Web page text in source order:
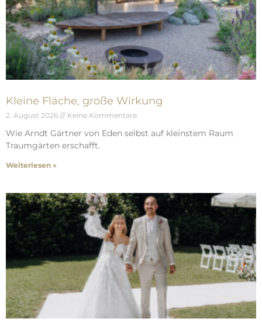
Kleine Fläche, große Wirkung
2. August 2026 Keine Kommentare
Wie Arndt Gärtner von Eden selbst auf kleinstem Raum
Traumgärten erschafft.
Weiterlesen »